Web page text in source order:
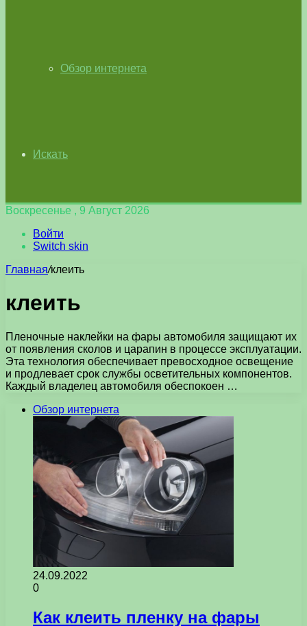
Обзор интернета
Искать
Воскресенье , 9 Август 2026
Войти
Switch skin
Главная/клеить
клеить
Пленочные наклейки на фары автомобиля защищают их
от появления сколов и царапин в процессе эксплуатации.
Эта технология обеспечивает превосходное освещение
и продлевает срок службы осветительных компонентов.
Каждый владелец автомобиля обеспокоен …
Обзор интернета
24.09.2022
0
Как клеить пленку на фары